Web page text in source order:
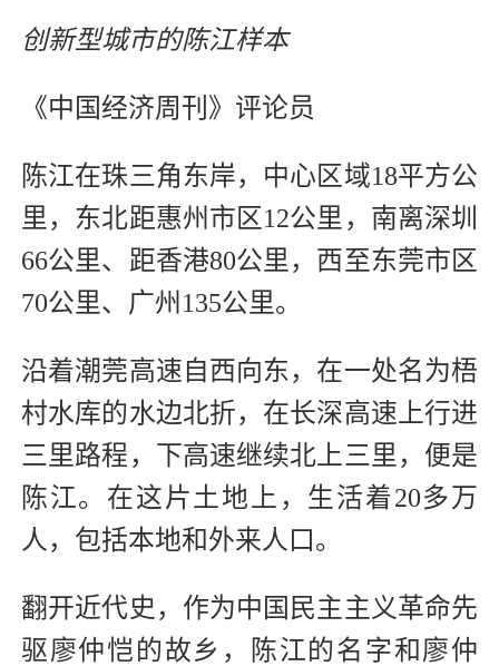
创新型城市的陈江样本
《中国经济周刊》评论员
陈江在珠三角东岸，中心区域18平方公
里，东北距惠州市区12公里，南离深圳
66公里、距香港80公里，西至东莞市区
70公里、广州135公里。
沿着潮莞高速自西向东，在一处名为梧
村水库的水边北折，在长深高速上行进
三里路程，下高速继续北上三里，便是
陈江。在这片土地上，生活着20多万
人，包括本地和外来人口。
翻开近代史，作为中国民主主义革命先
驱廖仲恺的故乡，陈江的名字和廖仲